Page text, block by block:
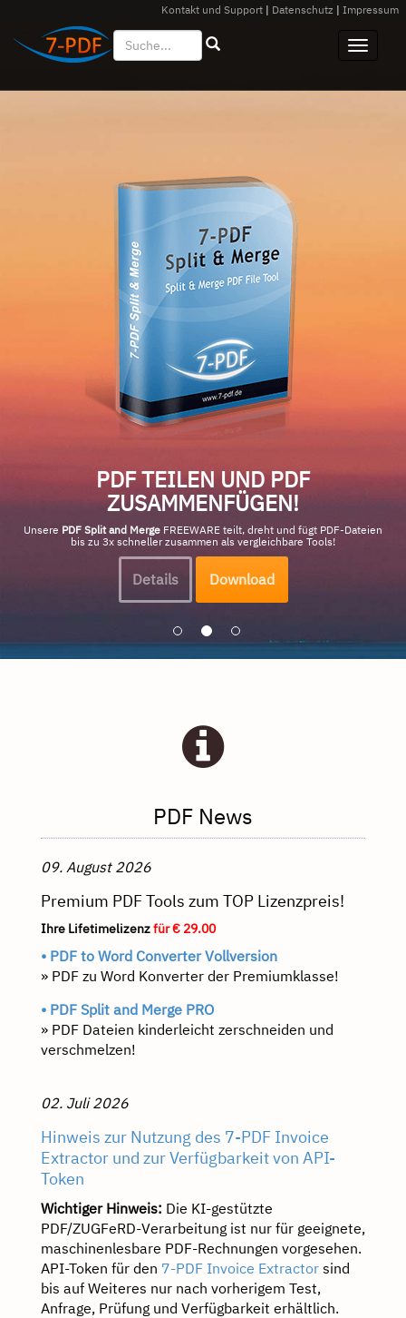
Kontakt und Support | Datenschutz | Impressum
PDF TEILEN UND PDF
ZUSAMMENFÜGEN!
Unsere PDF Split and Merge FREEWARE teilt, dreht und fügt PDF-Dateien
bis zu 3x schneller zusammen als vergleichbare Tools!
Details Download
PDF News
09. August 2026
Premium PDF Tools zum TOP Lizenzpreis!
Ihre Lifetimelizenzfür € 29.00
• PDF to Word Converter Vollversion
» PDF zu Word Konverter der Premiumklasse!
• PDF Split and Merge PRO
» PDF Dateien kinderleicht zerschneiden und
verschmelzen!
02. Juli 2026
Hinweis zur Nutzung des 7-PDF Invoice
Extractor und zur Verfügbarkeit von API-
Token
Wichtiger Hinweis: Die KI-gestützte
PDF/ZUGFeRD-Verarbeitung ist nur für geeignete,
maschinenlesbare PDF-Rechnungen vorgesehen.
API-Token für den 7-PDF Invoice Extractor sind
bis auf Weiteres nur nach vorherigem Test,
Anfrage, Prüfung und Verfügbarkeit erhältlich.